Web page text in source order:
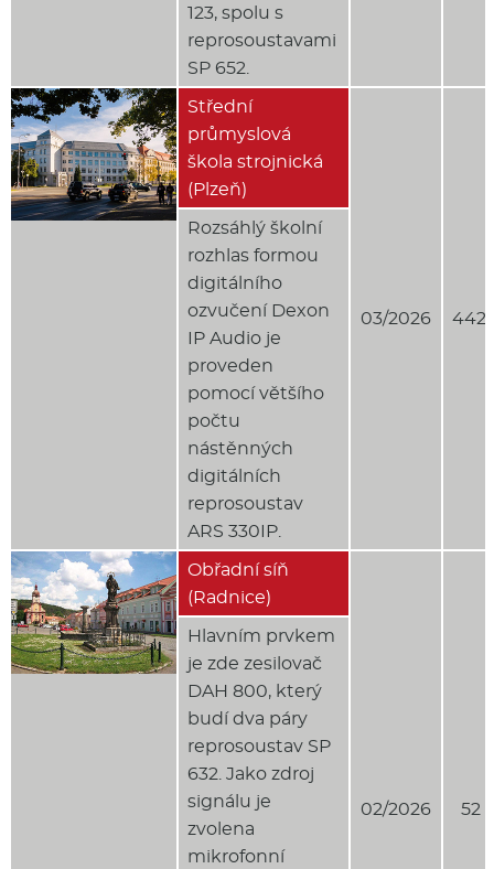
123, spolu s
reprosoustavami
SP 652.
Střední
průmyslová
škola strojnická
(Plzeň)
03/2026 442
Rozsáhlý školní
rozhlas formou
digitálního
ozvučení Dexon
IP Audio je
proveden
pomocí většího
počtu
nástěnných
digitálních
reprosoustav
ARS 330IP.
Obřadní síň
(Radnice)
02/2026 52
Hlavním prvkem
je zde zesilovač
DAH 800, který
budí dva páry
reprosoustav SP
632. Jako zdroj
signálu je
zvolena
mikrofonní